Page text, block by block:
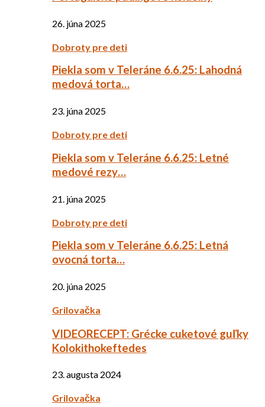
26. júna 2025
Dobroty pre deti
Piekla som v Teleráne 6.6.25: Lahodná
medová torta…
23. júna 2025
Dobroty pre deti
Piekla som v Teleráne 6.6.25: Letné
medové rezy…
21. júna 2025
Dobroty pre deti
Piekla som v Teleráne 6.6.25: Letná
ovocná torta…
20. júna 2025
Grilovačka
VIDEORECEPT: Grécke cuketové guľky
Kolokithokeftedes
23. augusta 2024
Grilovačka